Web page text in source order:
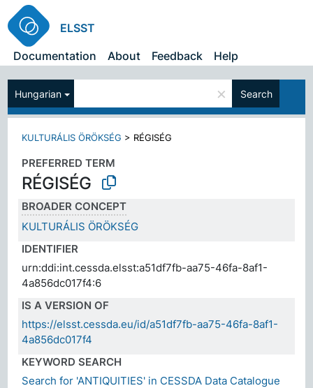
ELSST
Documentation
About Feedback Help
Hungarian × Search
KULTURÁLIS ÖRÖKSÉG > RÉGISÉG
PREFERRED TERM
RÉGISÉG
BROADER CONCEPT
KULTURÁLIS ÖRÖKSÉG
IDENTIFIER
urn:ddi:int.cessda.elsst:a51df7fb-aa75-46fa-8af1-
4a856dc017f4:6
IS A VERSION OF
https://elsst.cessda.eu/id/a51df7fb-aa75-46fa-8af1-
4a856dc017f4
KEYWORD SEARCH
Search for 'ANTIQUITIES' in CESSDA Data Catalogue